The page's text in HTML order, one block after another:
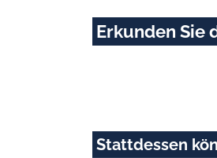
Erkunden Sie
Stattdessen